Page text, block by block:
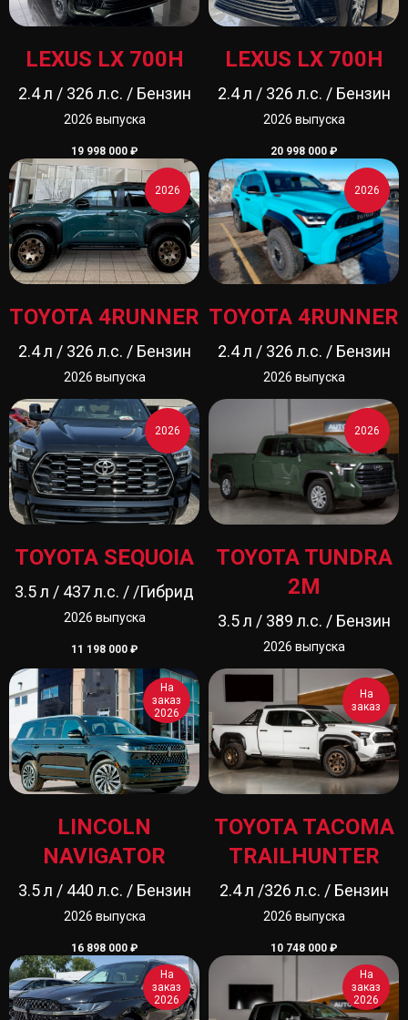
LEXUS LX 700H
2.4 л / 326 л.с. / Бензин
2026 выпуска
19 998 000 ₽
LEXUS LX 700H
2.4 л / 326 л.с. / Бензин
2026 выпуска
20 998 000 ₽
2026
TOYOTA 4RUNNER
2.4 л / 326 л.с. / Бензин
2026 выпуска
2026
TOYOTA 4RUNNER
2.4 л / 326 л.с. / Бензин
2026 выпуска
2026
TOYOTA SEQUOIA
3.5 л / 437 л.с. / /Гибрид
2026 выпуска
11 198 000 ₽
2026
TOYOTA TUNDRA
2M
3.5 л / 389 л.с. / Бензин
2026 выпуска
На
заказ
2026
LINCOLN
NAVIGATOR
3.5 л / 440 л.с. / Бензин
2026 выпуска
16 898 000 ₽
На
заказ
TOYOTA TACOMA
TRAILHUNTER
2.4 л /326 л.с. / Бензин
2026 выпуска
10 748 000 ₽
На
заказ
2026
На
заказ
2026